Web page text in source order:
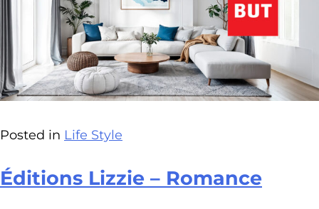
Posted in Life Style
Éditions Lizzie – Romance